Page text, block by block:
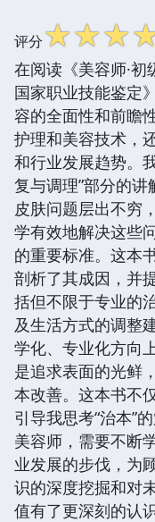
评分☆☆☆
在阅读《美容师·初
国家职业技能鉴定
容的全面性和前瞻
护理和美容技术，
和行业发展趋势。
复与调理”部分的
皮肤问题层出不穷
学有效地解决这些
的重要标准。这本
剖析了其成因，并
括但不限于专业的
及生活方式的调整
学化、专业化方向
是追求表面的光鲜
本改善。这本书不
引导我思考“治本”
美容师，需要不断
业发展的步伐，为
识的深度挖掘和对
值有了更深刻的认识